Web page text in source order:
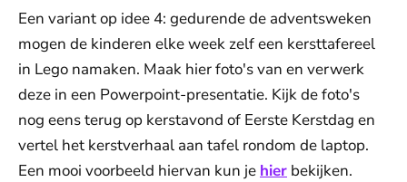
Een variant op idee 4: gedurende de adventsweken
mogen de kinderen elke week zelf een kersttafereel
in Lego namaken. Maak hier foto's van en verwerk
deze in een Powerpoint-presentatie. Kijk de foto's
nog eens terug op kerstavond of Eerste Kerstdag en
vertel het kerstverhaal aan tafel rondom de laptop.
Een mooi voorbeeld hiervan kun je hier bekijken.